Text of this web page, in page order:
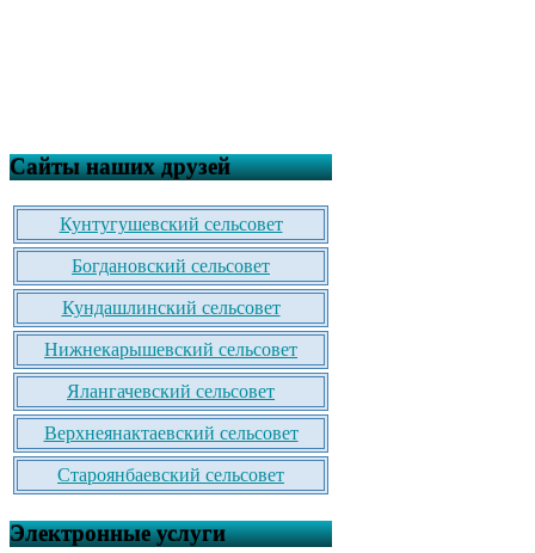
Сайты наших друзей
Кунтугушевский сельсовет
Богдановский сельсовет
Кундашлинский сельсовет
Нижнекарышевский сельсовет
Ялангачевский сельсовет
Верхнеянактаевский сельсовет
Староянбаевский сельсовет
Электронные услуги